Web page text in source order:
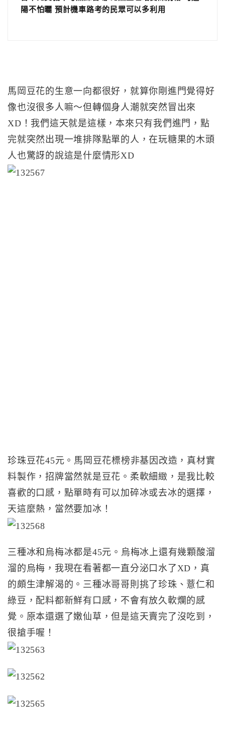
陽不怕曬 預計機車路考的民眾可以多利用
馬岡豆花的生意一向都很好，就算你剛進門覺得好
像也沒很多人嘛～但轉個身人潮就突然冒出來
XD！我們這天就是這樣，本來只有我們進門，點
完就突然出現一堆排隊點單的人，在玩糖果的木頭
人也驚訝的說這是什麼情形XD
珍珠豆花45元。馬岡豆花標榜非基因改造，真材實
料製作，招牌當然就是豆花。柔軟細緻，是我比較
喜歡的口感，點單時有可以加碎冰或去冰的選擇，
天這麼熱，當然要加冰！
三種冰和烏梅冰都是45元。烏梅冰上還有幾顆酸溜
溜的烏梅，我現在看著都一直分泌口水了XD，真
的頗生津解渴的。三種冰哥哥則挑了珍珠、薏仁和
綠豆，配料都新鮮有口感，不會有放久軟爛的感
覺。原本還選了嫩仙草，但是這天賣完了沒吃到，
很搶手喔！